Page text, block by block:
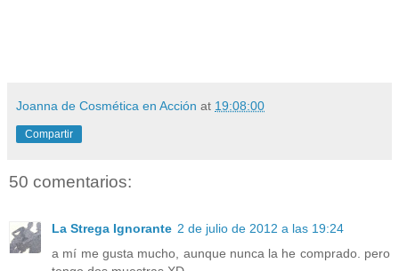
Joanna de Cosmética en Acción at 19:08:00
Compartir
50 comentarios:
La Strega Ignorante 2 de julio de 2012 a las 19:24
a mí me gusta mucho, aunque nunca la he comprado. pero